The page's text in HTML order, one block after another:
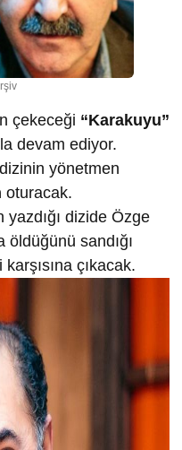
çekeceği “Karakuyu”
devam ediyor.
yönetmen
oturacak.
yazdığı dizide Özge
sandığı
çıkacak.